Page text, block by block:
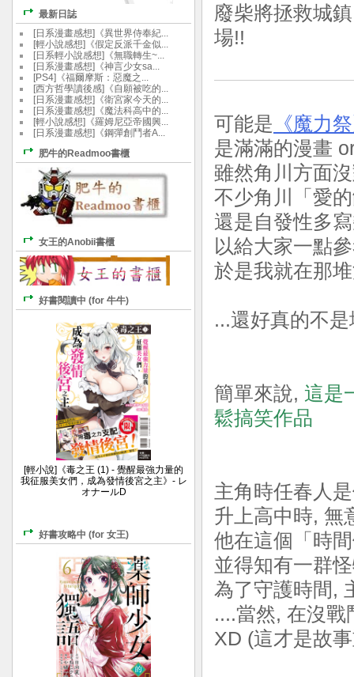
廢柴將拯救城
場!!
可能是 《魔力
是滿滿的漫畫
雖然角川方面
不少角川「愛
還是自發性多
以給大家一點
於是我就在那
...還好真的不
簡單來說, 這是
鬆搞笑作品
主角時任春人
升上高中時, 無
他在這個「時
並得知有一群
為了守護時間,
....當然, 在沒戰
XD (這才是故
最新日誌
[日系漫畫感想]《異世界侍奉紀...
[輕小說感想]《假定反派千金似...
[日系輕小說感想]《無職轉生~...
[日系漫畫感想]《神言少女sa...
[PS4]《福爾摩斯：惡魔之...
[西方哲學讀後感]《自願被吃的...
[日系漫畫感想]《衛宮家今天的...
[日系漫畫感想]《魔法科高中的...
[輕小說感想]《羅姆尼亞帝國興...
[日系漫畫感想]《鋼彈創鬥者A...
肥牛的Readmoo書櫃
女王的Anobii書櫃
好書閱讀中 (for 牛牛)
[輕小說]《毒之王 (1) - 覺醒最強力量的
我征服美女們，成為發情後宮之主》- レ
オナールD
好書攻略中 (for 女王)